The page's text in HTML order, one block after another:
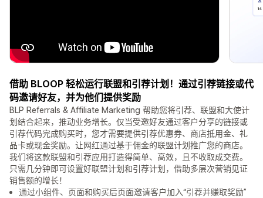
借助 BLOOP 轻松运行联盟和引荐计划！通过引荐链接或代
码邀请好友，并为他们提供奖励
BLP Referrals & Affiliate Marketing 帮助您将引荐、联盟和大使计
划结合起来，推动业务增长。仅当受邀好友通过客户分享的链接或
引荐代码完成购买时，您才需要提供引荐优惠券、商店抵用金、礼
品卡或现金奖励。让网红通过基于佣金的联盟计划推广您的商店。
我们将这款联盟和引荐应用打造得简单、高效，且不收取成交费。
只需几分钟即可设置好联盟计划和引荐计划，借助多层次营销见证
销售额的增长！
通过小组件、页面和购买后页面邀请客户加入“引荐并赚取奖励”